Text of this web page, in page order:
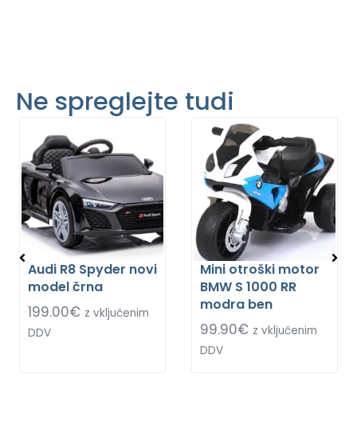
Ne spreglejte tudi
Audi R8 Spyder novi
model črna
199.00€ z vključenim
DDV
Mini otroški motor
BMW S 1000 RR
modra ben
99.90€ z vključenim
DDV